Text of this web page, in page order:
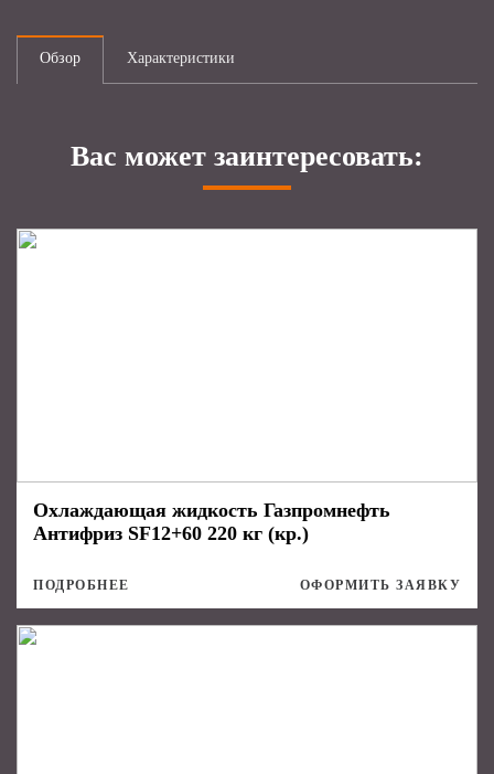
Обзор Характеристики
Вас может заинтересовать:
Охлаждающая жидкость Газпромнефть
Антифриз SF12+60 220 кг (кр.)
ПОДРОБНЕЕ ОФОРМИТЬ ЗАЯВКУ